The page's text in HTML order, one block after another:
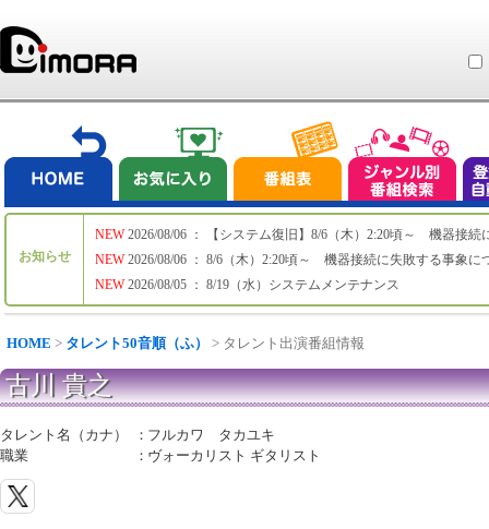
お知らせ
NEW
NEW
NEW
2026/08/06 ： 【システム復旧】8/6（木）2:20頃～ 機器接続
2026/08/06 ： 8/6（木）2:20頃～ 機器接続に失敗する事象に
2026/08/05 ： 8/19（水）システムメンテナンス
HOME > タレント50音順（ふ） > タレント出演番組情報
古川 貴之
タレント名（カナ） ： フルカワ タカユキ
職業
： ヴォーカリスト ギタリスト